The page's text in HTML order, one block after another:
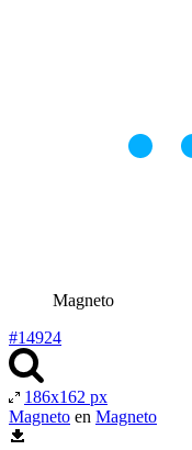
Magneto
#14924
186x162 px
Magneto en Magneto